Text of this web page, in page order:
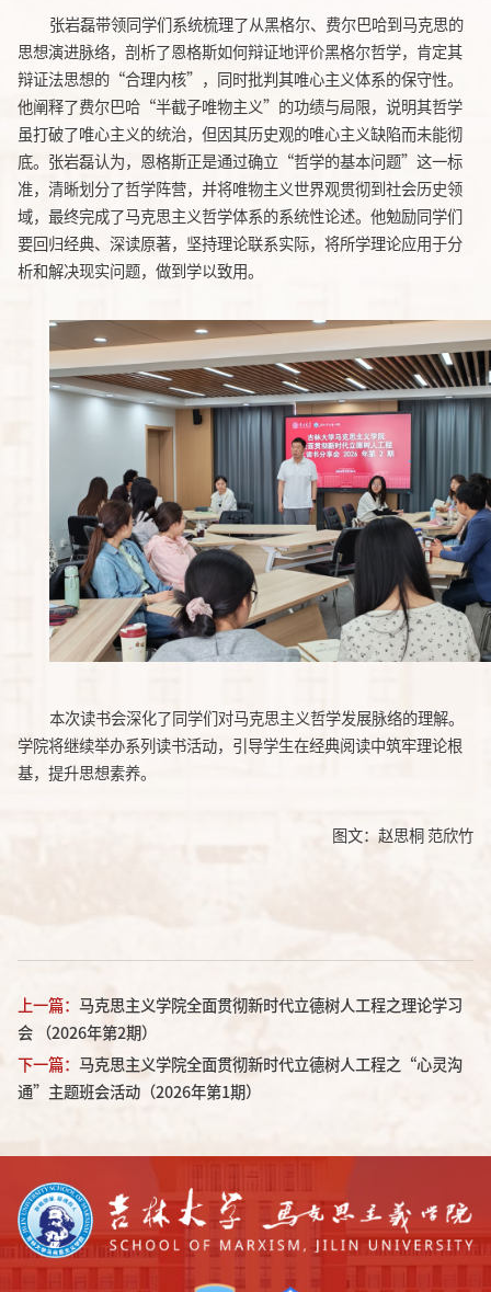
张岩磊带领同学们系统梳理了从黑格尔、费尔巴哈到马克思的
思想演进脉络，剖析了恩格斯如何辩证地评价黑格尔哲学，肯定其
辩证法思想的“合理内核”，同时批判其唯心主义体系的保守性。
他阐释了费尔巴哈“半截子唯物主义”的功绩与局限，说明其哲学
虽打破了唯心主义的统治，但因其历史观的唯心主义缺陷而未能彻
底。张岩磊认为，恩格斯正是通过确立“哲学的基本问题”这一标
准，清晰划分了哲学阵营，并将唯物主义世界观贯彻到社会历史领
域，最终完成了马克思主义哲学体系的系统性论述。他勉励同学们
要回归经典、深读原著，坚持理论联系实际，将所学理论应用于分
析和解决现实问题，做到学以致用。
本次读书会深化了同学们对马克思主义哲学发展脉络的理解。
学院将继续举办系列读书活动，引导学生在经典阅读中筑牢理论根
基，提升思想素养。
图文：赵思桐 范欣竹
上一篇： 马克思主义学院全面贯彻新时代立德树人工程之理论学习
会 （2026年第2期）
下一篇： 马克思主义学院全面贯彻新时代立德树人工程之“心灵沟
通”主题班会活动（2026年第1期）